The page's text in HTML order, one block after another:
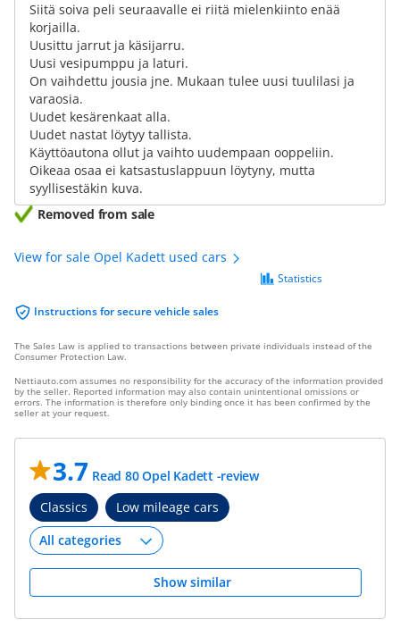
Siitä soiva peli seuraavalle ei riitä mielenkiinto enää
korjailla.
Uusittu jarrut ja käsijarru.
Uusi vesipumppu ja laturi.
On vaihdettu jousia jne. Mukaan tulee uusi tuulilasi ja
varaosia.
Uudet kesärenkaat alla.
Uudet nastat löytyy tallista.
Käyttöautona ollut ja vaihto uudempaan ooppeliin.
Oikeaa osaa ei katsastuslappuun löytyny, mutta
syyllisestäkin kuva.
Removed from sale
View for sale Opel Kadett used cars
Instructions for secure vehicle sales
Statistics
The Sales Law is applied to transactions between private individuals instead of the
Consumer Protection Law.
Nettiauto.com assumes no responsibility for the accuracy of the information provided
by the seller. Reported information may also contain unintentional omissions or
errors. The information is therefore only binding once it has been confirmed by the
seller at your request.
3.7 Read 80 Opel Kadett -review
Classics
Low mileage cars
Show similar